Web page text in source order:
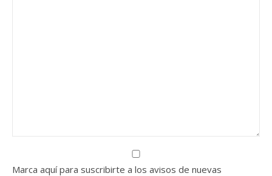
Marca aquí para suscribirte a los avisos de nuevas